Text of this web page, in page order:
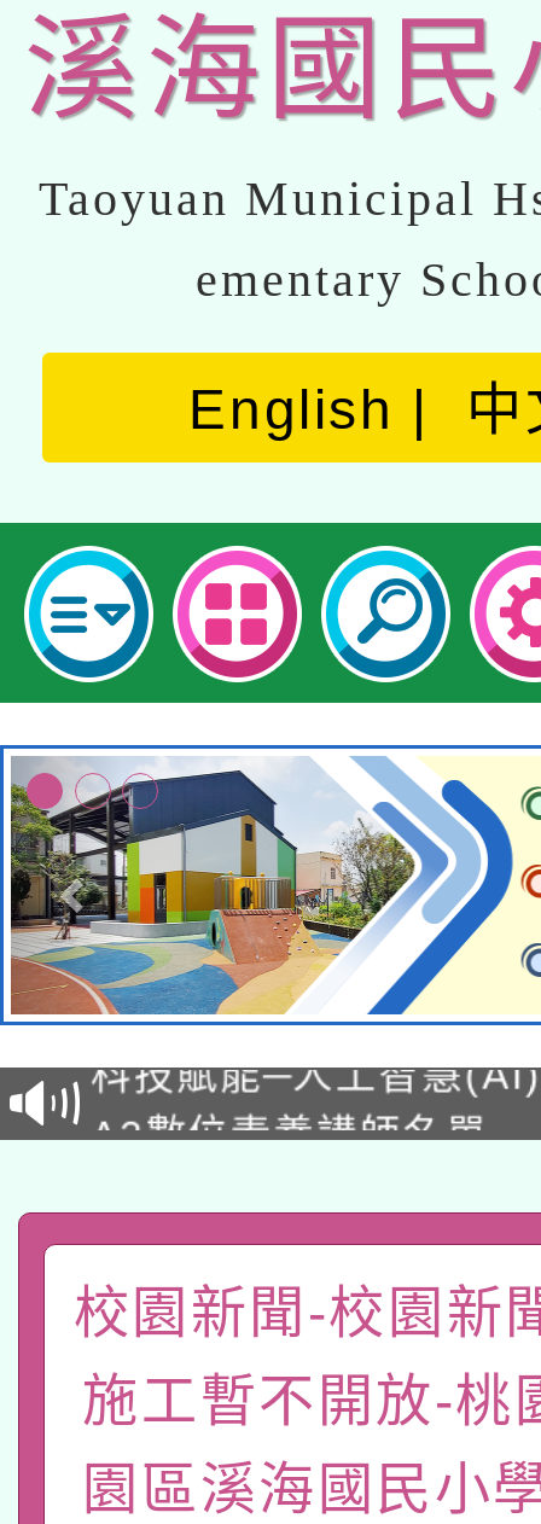
溪海國民
Taoyuan Municipal
ementary
English 中
本館辦理115年度閱讀
暨閱讀推動專業研習
礎課程
A3數位素養講師名單
pilot」
有關大陸委員會函釋公
薪期間赴陸應申請許可
轉知經濟部水利署委託
業技術研究院辦理「
用水績優單位及節水達
動」
桃園市孔廟祈福系列
開 智慧啟航」
2026年桃園地景藝術
「2026桃園藝術巡演
校園新聞-校園新
施工暫不開放-桃
園區溪海國民小